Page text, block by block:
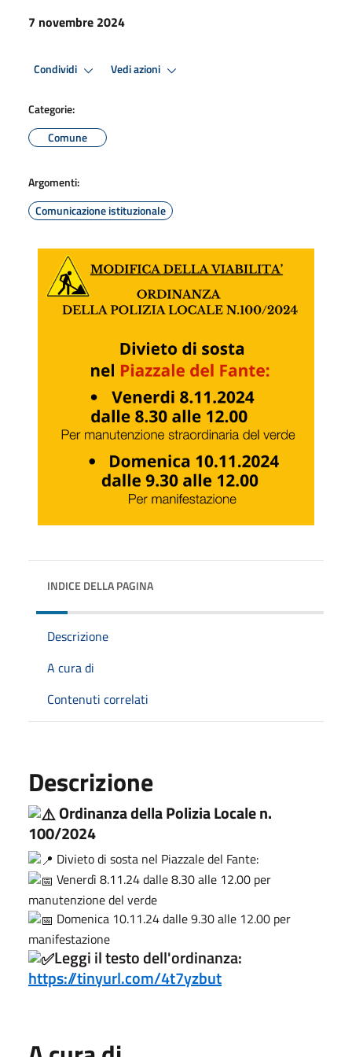
7 novembre 2024
Condividi Vedi azioni
Categorie:
Comune
Argomenti:
Comunicazione istituzionale
INDICE DELLA PAGINA
Descrizione
A cura di
Contenuti correlati
Descrizione
Ordinanza della Polizia Locale n.
100/2024
Divieto di sosta nel Piazzale del Fante:
Venerdì 8.11.24 dalle 8.30 alle 12.00 per
manutenzione del verde
Domenica 10.11.24 dalle 9.30 alle 12.00 per
manifestazione
Leggi il testo dell'ordinanza:
https://tinyurl.com/4t7yzbut